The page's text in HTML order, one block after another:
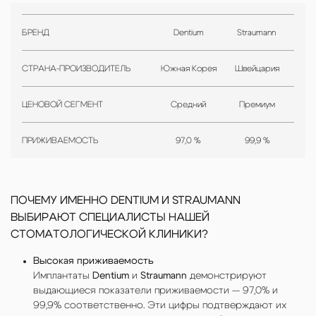
БРЕНД Dentium Straumann
СТРАНА-ПРОИЗВОДИТЕЛЬ Южная Корея Швейцария
ЦЕНОВОЙ СЕГМЕНТ Средний Премиум
ПРИЖИВАЕМОСТЬ 97,0 % 99,9 %
ПОЧЕМУ ИМЕННО DENTIUM И STRAUMANN
ВЫБИРАЮТ СПЕЦИАЛИСТЫ НАШЕЙ
СТОМАТОЛОГИЧЕСКОЙ КЛИНИКИ?
Высокая приживаемость
Имплантаты Dentium и Straumann демонстрируют
выдающиеся показатели приживаемости — 97,0% и
99,9% соответственно. Эти цифры подтверждают их